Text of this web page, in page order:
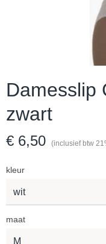
Damesslip
zwart
€ 6,50 (inclusief btw
kleur
maat